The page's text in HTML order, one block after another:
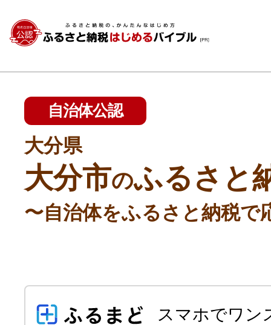
自治体公認
大分県
大分市のふるさと
〜自治体をふるさと納税で
スマホでワン